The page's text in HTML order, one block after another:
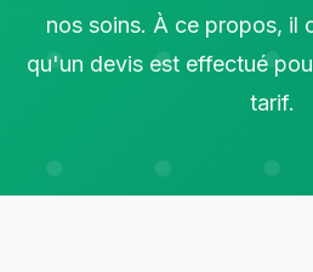
nos soins. À ce propos, il
qu'un devis est effectué
tarif.